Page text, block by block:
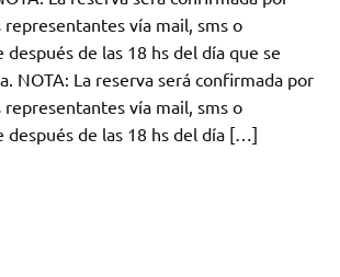
vía mail, sms o
de las 18 hs del día que se
NOTA: La reserva será confirmada por
vía mail, sms o
de las 18 hs del día […]